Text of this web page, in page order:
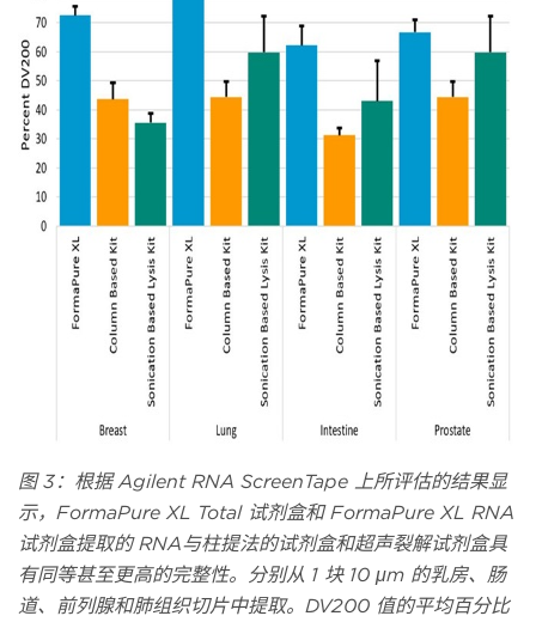
图 3：根据 Agilent RNA ScreenTape 上所评估的结果显
示，FormaPure XL Total 试剂盒和 FormaPure XL RNA
试剂盒提取的 RNA与柱提法的试剂盒和超声裂解试剂盒具
有同等甚至更高的完整性。分别从 1 块 10 μm 的乳房、肠
道、前列腺和肺组织切片中提取。DV200 值的平均百分比